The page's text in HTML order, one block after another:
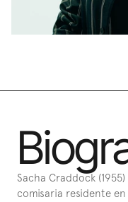
Sacha Craddock
comisaria residente